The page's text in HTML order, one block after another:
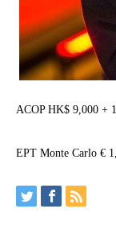
ACOP HK$ 9,000 +
EPT Monte Carlo €